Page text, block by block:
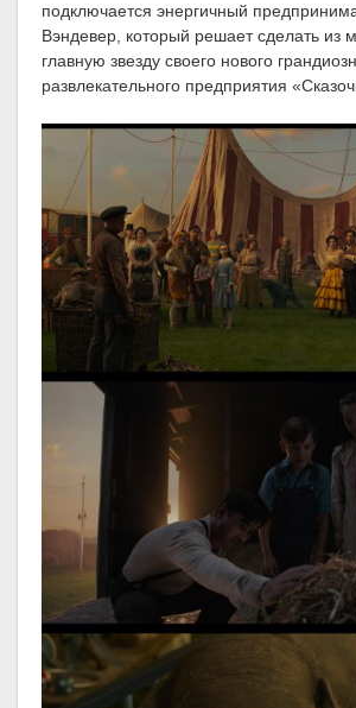
подключается энергичный
Вэндевер, который решает сделать
главную звезду своего нового
развлекательного предприятия